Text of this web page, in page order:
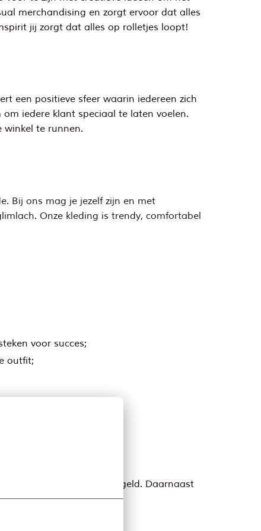
merchandising en zorgt ervoor dat alles
jij zorgt dat alles op rolletjes loopt!
een positieve sfeer waarin iedereen zich
iedere klant speciaal te laten voelen.
winkel te runnen.
Bij ons mag je jezelf zijn en met
Onze kleding is trendy, comfortabel
voor succes;
outfit;
is exclusief 8% vakantiegeld. Daarnaast